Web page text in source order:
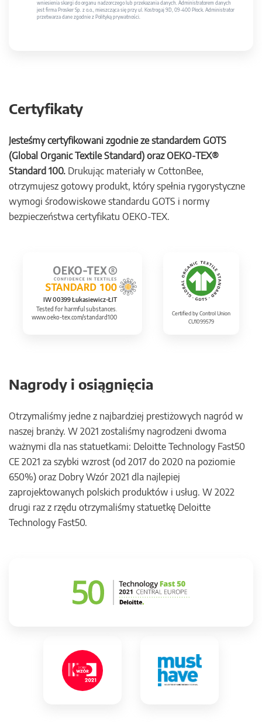
wniesienia skargi do organu nadzorczego lub przekazania danych. Administratorem danych
jest firma Prosker Sp. z o.o., mieszcząca się przy ul. Kostrogaj 9D, 09-400 Płock. Administrator
przetwarza dane zgodnie z Polityką prywatności.
Certyfikaty
Jesteśmy certyfikowani zgodnie ze standardem GOTS
(Global Organic Textile Standard) oraz OEKO-TEX®
Standard 100. Drukując materiały w CottonBee,
otrzymujesz gotowy produkt, który spełnia rygorystyczne
wymogi środowiskowe standardu GOTS i normy
bezpieczeństwa certyfikatu OEKO-TEX.
IW 00399 Łukasiewicz-ŁIT
Tested for harmful substances.
www.oeko-tex.com/standard100
Certified by Control Union
CU1099579
Nagrody i osiągnięcia
Otrzymaliśmy jedne z najbardziej prestiżowych nagród w
naszej branży. W 2021 zostaliśmy nagrodzeni dwoma
ważnymi dla nas statuetkami: Deloitte Technology Fast50
CE 2021 za szybki wzrost (od 2017 do 2020 na poziomie
650%) oraz Dobry Wzór 2021 dla najlepiej
zaprojektowanych polskich produktów i usług. W 2022
drugi raz z rzędu otrzymaliśmy statuetkę Deloitte
Technology Fast50.